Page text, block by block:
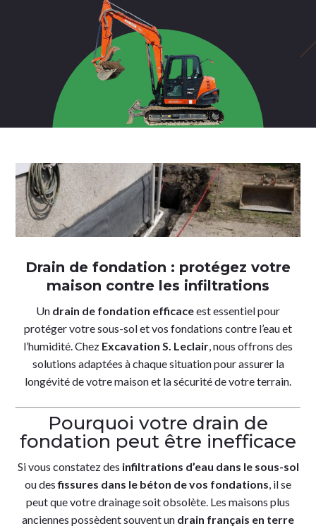
Drain de fondation : protégez votre
maison contre les infiltrations
Un drain de fondation efficaceest essentiel pour
protéger votre sous-sol et vos fondations contre l’eau et
l’humidité. Chez Excavation S. Leclair, nous offrons des
solutions adaptées à chaque situation pour assurer la
longévité de votre maison et la sécurité de votre terrain.
Pourquoi votre drain de
fondation peut être inefficace
Si vous constatez des infiltrations d’eau dans le sous-sol
ou desfissures dans le béton de vos fondations, il se
peut que votre drainage soit obsolète. Les maisons plus
anciennes possèdent souvent un drain français en terre